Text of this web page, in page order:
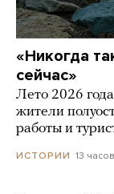
«Никогда
сейчас»
Лето 2026
жители
работы и
ИСТОРИИ 13